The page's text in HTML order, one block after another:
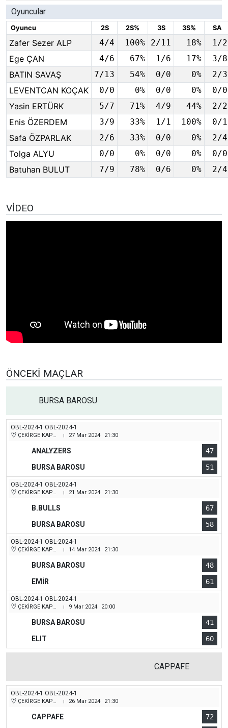
Oyuncular
Oyuncu 2S 2S% 3S 3S% SA
Zafer Sezer ALP 4/4 100% 2/11 18% 1/2
Ege ÇAN 4/6 67% 1/6 17% 3/8
BATIN SAVAŞ 7/13 54% 0/0 0% 2/3
LEVENTCAN KOÇAK 0/0 0% 0/0 0% 0/0
Yasin ERTÜRK 5/7 71% 4/9 44% 2/2
Enis ÖZERDEM 3/9 33% 1/1 100% 0/1
Safa ÖZPARLAK 2/6 33% 0/0 0% 2/4
Tolga ALYU 0/0 0% 0/0 0% 0/0
Batuhan BULUT 7/9 78% 0/6 0% 2/4
VIDEO
ÖNCEKI MAÇLAR
BURSA BAROSU
OBL-2024-1 OBL-2024-1
ÇEKİRGE KAPALI SPOR SALONU | 27 Mar 2024 21:30
ANALYZERS
47
BURSA BAROSU
51
OBL-2024-1 OBL-2024-1
ÇEKİRGE KAPALI SPOR SALONU | 21 Mar 2024 21:30
B.BULLS
67
BURSA BAROSU
58
OBL-2024-1 OBL-2024-1
ÇEKİRGE KAPALI SPOR SALONU | 14 Mar 2024 21:30
BURSA BAROSU
48
EMİR
61
OBL-2024-1 OBL-2024-1
ÇEKİRGE KAPALI SPOR SALONU | 9 Mar 2024 20:00
BURSA BAROSU
41
ELIT
60
CAPPAFE
OBL-2024-1 OBL-2024-1
ÇEKİRGE KAPALI SPOR SALONU | 26 Mar 2024 21:30
CAPPAFE
72